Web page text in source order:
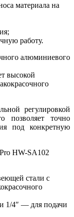
материала на
работу.
алюминиевого
высокой
регулировкой
позволяет точно
под конкретную
HW-SA102
стали с
1/4″ — для подачи